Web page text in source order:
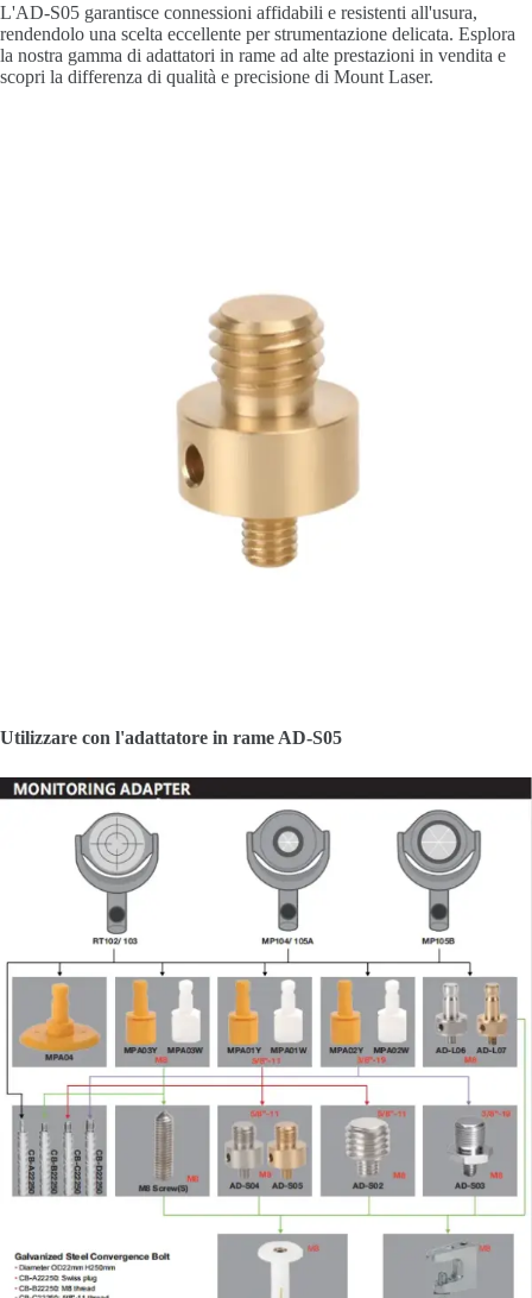
L'AD-S05 garantisce connessioni affidabili e resistenti all'usura,
rendendolo una scelta eccellente per strumentazione delicata. Esplora
la nostra gamma di adattatori in rame ad alte prestazioni in vendita e
scopri la differenza di qualità e precisione di Mount Laser.
Utilizzare con l'adattatore in rame AD-S05